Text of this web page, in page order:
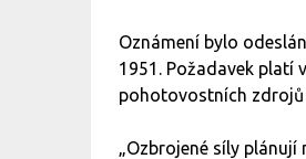
Oznámení bylo
1951. Požadavek platí
pohotovostních zdrojů
„Ozbrojené síly